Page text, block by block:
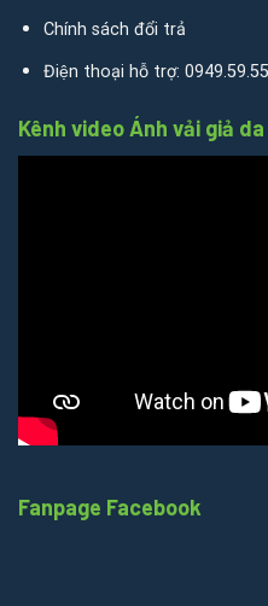
Chính sách đổi trả
Điện thoại hỗ trợ:
Kênh video Ánh vải giả da
Fanpage Facebook